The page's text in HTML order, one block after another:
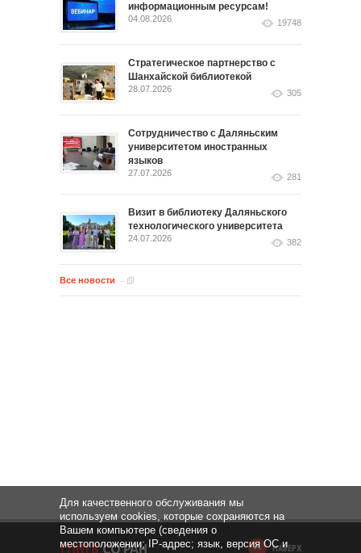
информационным ресурсам!
04.08.2026 19748
Стратегическое партнерство с
Шанхайской библиотекой
28.07.2026 305
Сотрудничество с Даляньским
университетом иностранных
языков
27.07.2026 281
Визит в библиотеку Даляньского
технологического университета
24.07.2026 382
Все новости
НАВЕРХ
Для качественного обслуживания мы
используем cookies, которые сохраняются на
Вашем компьютере (сведения о
местоположении; IP-адрес; язык, версия ОС и